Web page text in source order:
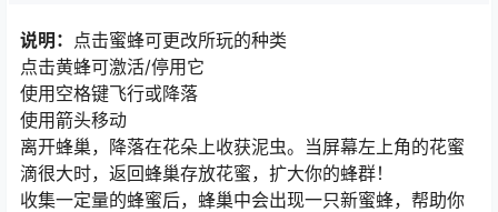
说明： 点击蜜蜂可更改所玩的种类
点击黄蜂可激活/停用它
使用空格键飞行或降落
使用箭头移动
离开蜂巢，降落在花朵上收获泥虫。当屏幕左上角的花蜜
滴很大时，返回蜂巢存放花蜜，扩大你的蜂群！
收集一定量的蜂蜜后，蜂巢中会出现一只新蜜蜂，帮助你